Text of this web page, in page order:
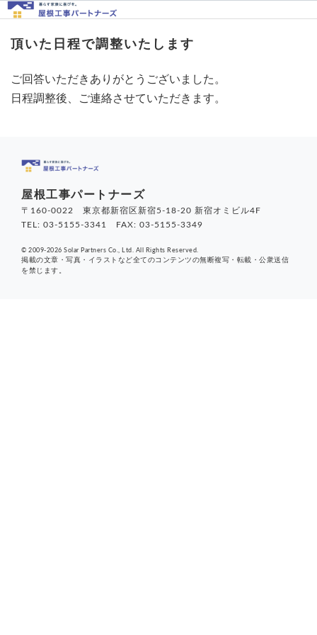
頂いた日程で調整いたします
ご回答いただきありがとうございました。
日程調整後、ご連絡させていただきます。
屋根工事パートナーズ
〒160-0022 東京都新宿区新宿5-18-20 新宿オミビル4F
TEL: 03-5155-3341 FAX: 03-5155-3349
© 2009-2026 Solar Partners Co., Ltd. All Rights Reserved.
掲載の文章・写真・イラストなど全てのコンテンツの無断複写・転載・公衆送信
を禁じます。